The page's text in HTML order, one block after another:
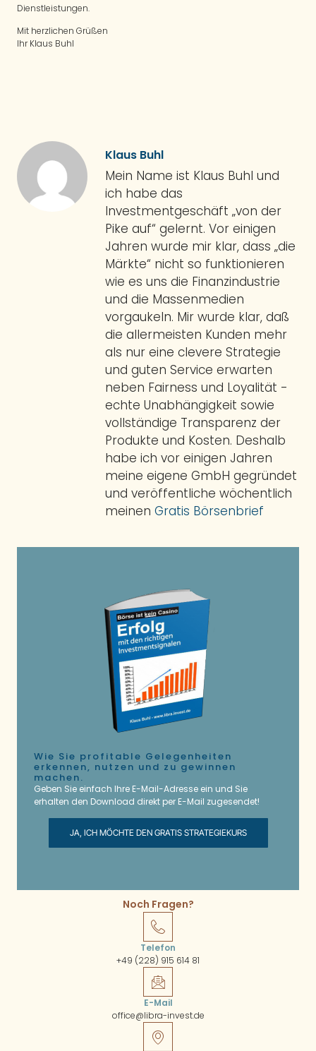
Dienstleistungen.
Mit herzlichen Grüßen
Ihr Klaus Buhl
Klaus Buhl
Mein Name ist Klaus Buhl und
ich habe das
Investmentgeschäft „von der
Pike auf“ gelernt. Vor einigen
Jahren wurde mir klar, dass „die
Märkte“ nicht so funktionieren
wie es uns die Finanzindustrie
und die Massenmedien
vorgaukeln. Mir wurde klar, daß
die allermeisten Kunden mehr
als nur eine clevere Strategie
und guten Service erwarten
neben Fairness und Loyalität -
echte Unabhängigkeit sowie
vollständige Transparenz der
Produkte und Kosten. Deshalb
habe ich vor einigen Jahren
meine eigene GmbH gegründet
und veröffentliche wöchentlich
meinen Gratis Börsenbrief
Wie Sie profitable Gelegenheiten
erkennen, nutzen und zu gewinnen
machen.
Geben Sie einfach Ihre E-Mail-Adresse ein und Sie
erhalten den Download direkt per E-Mail zugesendet!
JA, ICH MÖCHTE DEN GRATIS STRATEGIEKURS
Noch Fragen?
Telefon
+49 (228) 915 614 81
E-Mail
office@libra-invest.de